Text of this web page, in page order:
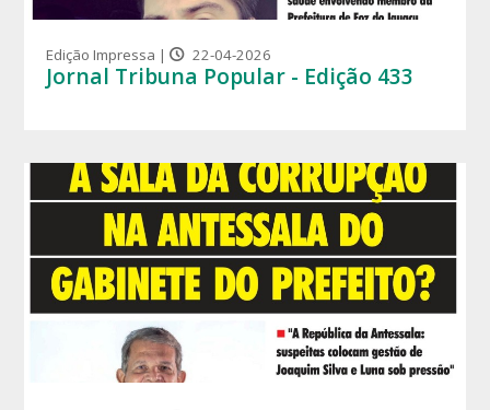
Edição Impressa | 22-04-2026
Jornal Tribuna Popular - Edição 433